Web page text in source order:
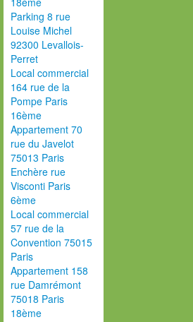
Parking 8 rue
Louise Michel
92300 Levallois-
Perret
Local commercial
164 rue de la
Pompe Paris
16ème
Appartement 70
rue du Javelot
75013 Paris
Enchère rue
Visconti Paris
6ème
Local commercial
57 rue de la
Convention 75015
Paris
Appartement 158
rue Damrémont
75018 Paris
18ème